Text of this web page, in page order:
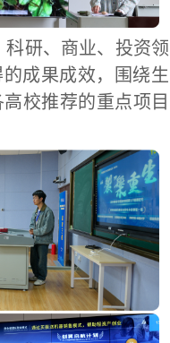
科研、商业、投资领
成果成效，围绕生
校推荐的重点项目